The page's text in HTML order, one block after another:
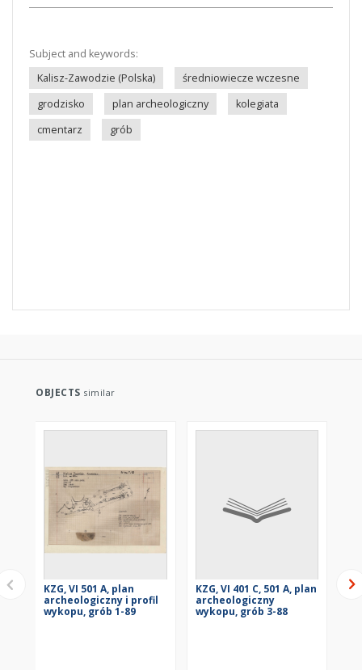
Subject and keywords:
Kalisz-Zawodzie (Polska)
średniowiecze wczesne
grodzisko
plan archeologiczny
kolegiata
cmentarz
grób
OBJECTS similar
KZG, VI 501 A, plan
archeologiczny i profil
wykopu, grób 1-89
KZG, VI 401 C, 501 A, plan
archeologiczny
wykopu, grób 3-88